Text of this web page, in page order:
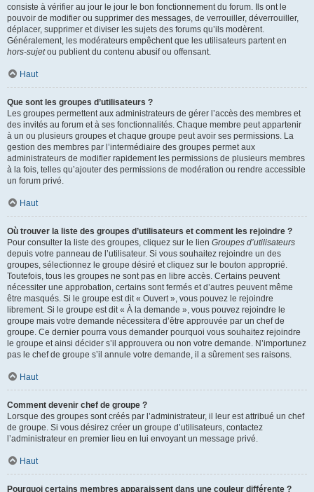
consiste à vérifier au jour le jour le bon fonctionnement du forum. Ils ont le
pouvoir de modifier ou supprimer des messages, de verrouiller, déverrouiller,
déplacer, supprimer et diviser les sujets des forums qu’ils modèrent.
Généralement, les modérateurs empêchent que les utilisateurs partent en
hors-sujetou publient du contenu abusif ou offensant.
Haut
Que sont les groupes d’utilisateurs ?
Les groupes permettent aux administrateurs de gérer l’accès des membres et
des invités au forum et à ses fonctionnalités. Chaque membre peut appartenir
à un ou plusieurs groupes et chaque groupe peut avoir ses permissions. La
gestion des membres par l’intermédiaire des groupes permet aux
administrateurs de modifier rapidement les permissions de plusieurs membres
à la fois, telles qu’ajouter des permissions de modération ou rendre accessible
un forum privé.
Haut
Où trouver la liste des groupes d’utilisateurs et comment les rejoindre ?
Pour consulter la liste des groupes, cliquez sur le lien Groupes d’utilisateurs
depuis votre panneau de l’utilisateur. Si vous souhaitez rejoindre un des
groupes, sélectionnez le groupe désiré et cliquez sur le bouton approprié.
Toutefois, tous les groupes ne sont pas en libre accès. Certains peuvent
nécessiter une approbation, certains sont fermés et d’autres peuvent même
être masqués. Si le groupe est dit « Ouvert », vous pouvez le rejoindre
librement. Si le groupe est dit « À la demande », vous pouvez rejoindre le
groupe mais votre demande nécessitera d’être approuvée par un chef de
groupe. Ce dernier pourra vous demander pourquoi vous souhaitez rejoindre
le groupe et ainsi décider s’il approuvera ou non votre demande. N’importunez
pas le chef de groupe s’il annule votre demande, il a sûrement ses raisons.
Haut
Comment devenir chef de groupe ?
Lorsque des groupes sont créés par l’administrateur, il leur est attribué un chef
de groupe. Si vous désirez créer un groupe d’utilisateurs, contactez
l’administrateur en premier lieu en lui envoyant un message privé.
Haut
Pourquoi certains membres apparaissent dans une couleur différente ?